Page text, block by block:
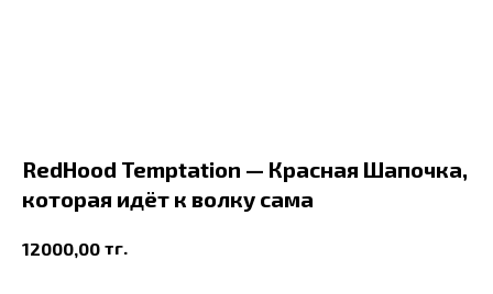
RedHood Temptation — Красная Шапочка,
которая идёт к волку сама
12000,00 тг.